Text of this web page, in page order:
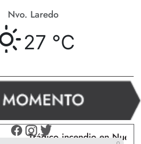
Nvo. Laredo
27 °C
incendio en Nuevo Laredo,